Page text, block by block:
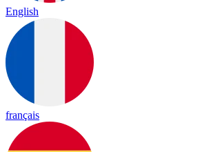
English
français